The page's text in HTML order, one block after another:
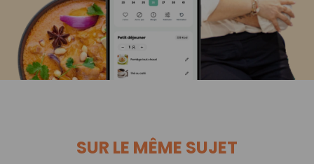
SUR LE MÊME SUJET